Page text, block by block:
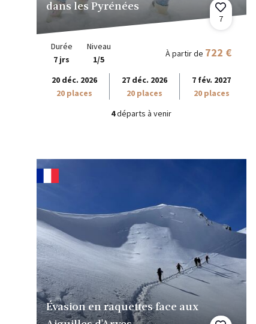
dans les Pyrénées
7
Durée
7 jrs
Niveau
1/5
À partir de 722 €
20 déc. 2026
20 places
27 déc. 2026
20 places
7 fév. 2027
20 places
4départs à venir
Évasion en raquettes face aux